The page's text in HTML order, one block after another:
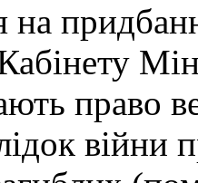
на
право
війни